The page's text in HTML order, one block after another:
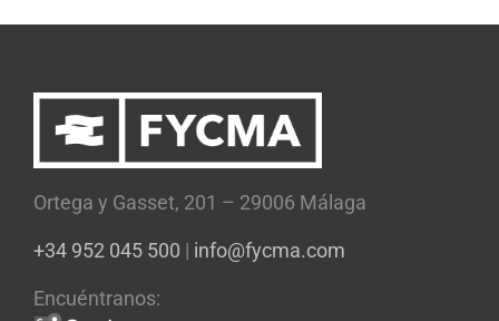
Ortega y Gasset, 201 – 29006 Málaga
+34 952 045 500 | info@fycma.com
Encuéntranos: